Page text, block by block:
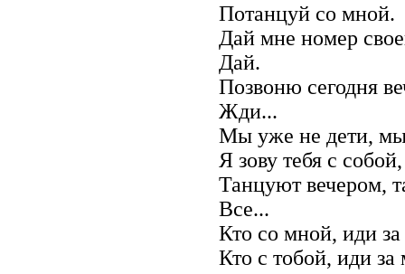
Потанцуй со мной.
Дай мне номер
Дай.
Позвоню сегодня
Жди...
Мы уже не дети,
Я зову тебя с
Танцуют вечером,
Все...
Кто со мной, иди
Кто с тобой, иди за